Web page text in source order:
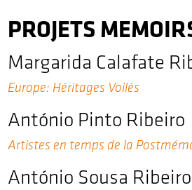
PROJETS
Margarida Calafate
Europe: Héritages Voilés
António Pinto Ribeiro
Artistes en temps de la
António Sousa Ribeiro